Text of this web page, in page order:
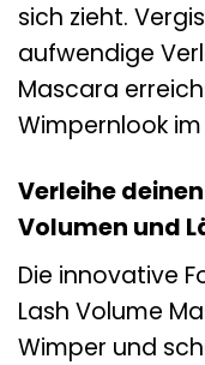
sich zieht.
aufwendige
Mascara
Wimpernlook
Verleihe
Volumen und
Die innovative
Lash Volume
Wimper und